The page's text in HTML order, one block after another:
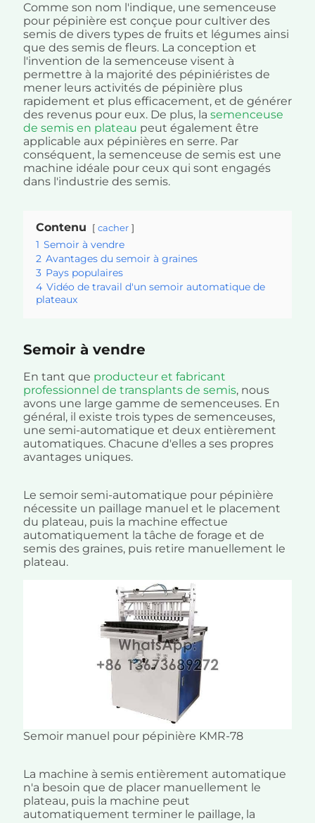
Comme son nom l'indique, une semenceuse
pour pépinière est conçue pour cultiver des
semis de divers types de fruits et légumes ainsi
que des semis de fleurs. La conception et
l'invention de la semenceuse visent à
permettre à la majorité des pépiniéristes de
mener leurs activités de pépinière plus
rapidement et plus efficacement, et de générer
des revenus pour eux. De plus, la semenceuse
de semis en plateau peut également être
applicable aux pépinières en serre. Par
conséquent, la semenceuse de semis est une
machine idéale pour ceux qui sont engagés
dans l'industrie des semis.
Contenu cacher
1 Semoir à vendre
2 Avantages du semoir à graines
3 Pays populaires
4 Vidéo de travail d'un semoir automatique de
plateaux
Semoir à vendre
En tant que producteur et fabricant
professionnel de transplants de semis, nous
avons une large gamme de semenceuses. En
général, il existe trois types de semenceuses,
une semi-automatique et deux entièrement
automatiques. Chacune d'elles a ses propres
avantages uniques.
Le semoir semi-automatique pour pépinière
nécessite un paillage manuel et le placement
du plateau, puis la machine effectue
automatiquement la tâche de forage et de
semis des graines, puis retire manuellement le
plateau.
Semoir manuel pour pépinière KMR-78
La machine à semis entièrement automatique
n'a besoin que de placer manuellement le
plateau, puis la machine peut
automatiquement terminer le paillage, la